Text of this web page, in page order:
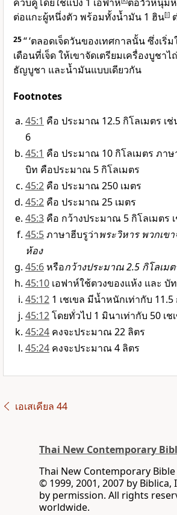
ต่อแกะผู้หนึ่งตัว พร้อมทั้งน้ำมัน 1 ฮิน[l]
25“ ‘ตลอดเจ็ดวันของเทศกาลนั้น ซึ่งเริ่
เดือนที่เจ็ด ให้เขาจัดเตรียมเครื่องบูชาไ
ธัญบูชา และน้ำมันแบบเดียวกัน
Footnotes
45:1 คือ ประมาณ 12.5 กิโลเมตร เช่
6
45:1 คือ ประมาณ 10 กิโลเมตร ภาษ
บิท คือประมาณ 5 กิโลเมตร
45:2 คือ ประมาณ 250 เมตร
45:2 คือ ประมาณ 25 เมตร
45:3 คือ กว้างประมาณ 5 กิโลเมตร
45:5ภาษาฮีบรูว่าพระวิหาร พวกเข
ห้อง
45:6หรือกว้างประมาณ 2.5 กิโลเม
45:10 เอฟาห์ใช้ตวงของแห้ง และ บั
45:12 1 เชเขล มีน้ำหนักเท่ากับ 11.5
45:12โดยทั่วไป 1 มินาเท่ากับ 50 เช
45:24 คงจะประมาณ 22 ลิตร
45:24 คงจะประมาณ 4 ลิตร
เอเสเคียล 44
Thai New Contemporary
Thai New Contemporary
© 1999, 2001, 2007 by Biblica,
by permission. All rights
worldwide.